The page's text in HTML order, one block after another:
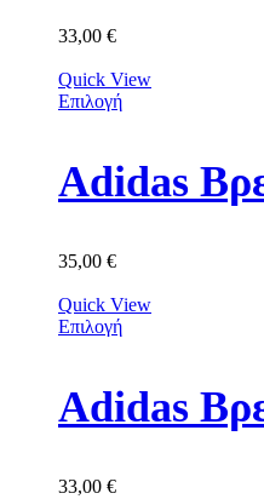
33,00 €
Quick View
Επιλογή
Adidas
35,00 €
Quick View
Επιλογή
Adidas
33,00 €